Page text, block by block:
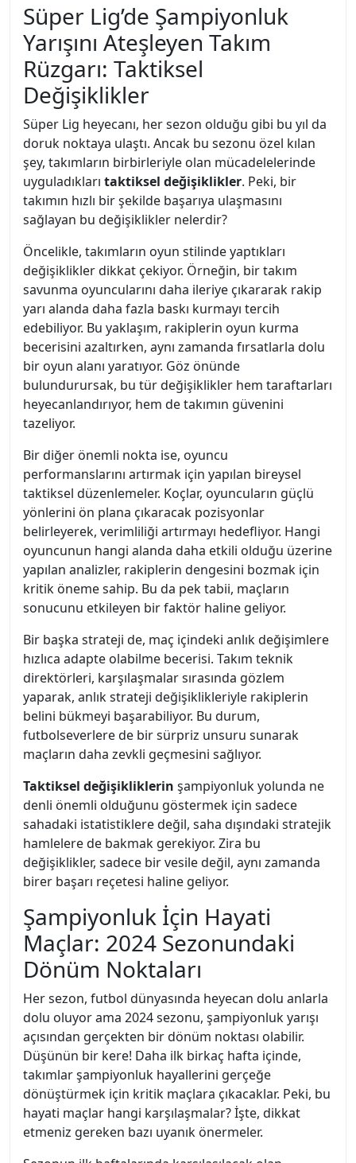
Süper Lig’de Şampiyonluk
Yarışını Ateşleyen Takım
Rüzgarı: Taktiksel
Değişiklikler
Süper Lig heyecanı, her sezon olduğu gibi bu yıl da
doruk noktaya ulaştı. Ancak bu sezonu özel kılan
şey, takımların birbirleriyle olan mücadelelerinde
uyguladıkları taktiksel değişiklikler. Peki, bir
takımın hızlı bir şekilde başarıya ulaşmasını
sağlayan bu değişiklikler nelerdir?
Öncelikle, takımların oyun stilinde yaptıkları
değişiklikler dikkat çekiyor. Örneğin, bir takım
savunma oyuncularını daha ileriye çıkararak rakip
yarı alanda daha fazla baskı kurmayı tercih
edebiliyor. Bu yaklaşım, rakiplerin oyun kurma
becerisini azaltırken, aynı zamanda fırsatlarla dolu
bir oyun alanı yaratıyor. Göz önünde
bulundurursak, bu tür değişiklikler hem taraftarları
heyecanlandırıyor, hem de takımın güvenini
tazeliyor.
Bir diğer önemli nokta ise, oyuncu
performanslarını artırmak için yapılan bireysel
taktiksel düzenlemeler. Koçlar, oyuncuların güçlü
yönlerini ön plana çıkaracak pozisyonlar
belirleyerek, verimliliği artırmayı hedefliyor. Hangi
oyuncunun hangi alanda daha etkili olduğu üzerine
yapılan analizler, rakiplerin dengesini bozmak için
kritik öneme sahip. Bu da pek tabii, maçların
sonucunu etkileyen bir faktör haline geliyor.
Bir başka strateji de, maç içindeki anlık değişimlere
hızlıca adapte olabilme becerisi. Takım teknik
direktörleri, karşılaşmalar sırasında gözlem
yaparak, anlık strateji değişiklikleriyle rakiplerin
belini bükmeyi başarabiliyor. Bu durum,
futbolseverlere de bir sürpriz unsuru sunarak
maçların daha zevkli geçmesini sağlıyor.
Taktiksel değişikliklerin şampiyonluk yolunda ne
denli önemli olduğunu göstermek için sadece
sahadaki istatistiklere değil, saha dışındaki stratejik
hamlelere de bakmak gerekiyor. Zira bu
değişiklikler, sadece bir vesile değil, aynı zamanda
birer başarı reçetesi haline geliyor.
Şampiyonluk İçin Hayati
Maçlar: 2024 Sezonundaki
Dönüm Noktaları
Her sezon, futbol dünyasında heyecan dolu anlarla
dolu oluyor ama 2024 sezonu, şampiyonluk yarışı
açısından gerçekten bir dönüm noktası olabilir.
Düşünün bir kere! Daha ilk birkaç hafta içinde,
takımlar şampiyonluk hayallerini gerçeğe
dönüştürmek için kritik maçlara çıkacaklar. Peki, bu
hayati maçlar hangi karşılaşmalar? İşte, dikkat
etmeniz gereken bazı uyanık önermeler.